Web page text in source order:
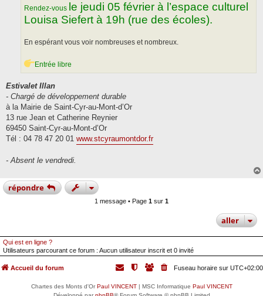
Rendez-vous le jeudi 05 février à l’espace culturel
Louisa Siefert à 19h (rue des écoles).
En espérant vous voir nombreuses et nombreux.
Entrée libre
Estivalet Illan
- Chargé de développement durable
à la Mairie de Saint-Cyr-au-Mont-d’Or
13 rue Jean et Catherine Reynier
69450 Saint-Cyr-au-Mont-d’Or
Tél : 04 78 47 20 01 www.stcyraumontdor.fr
- Absent le vendredi.
répondre
1 message • Page 1 sur 1
aller
Qui est en ligne ?
Utilisateurs parcourant ce forum : Aucun utilisateur inscrit et 0 invité
Accueil du forum Fuseau horaire sur UTC+02:00
Chartes des Monts d'OrPaul VINCENT| MSC Informatique Paul VINCENT